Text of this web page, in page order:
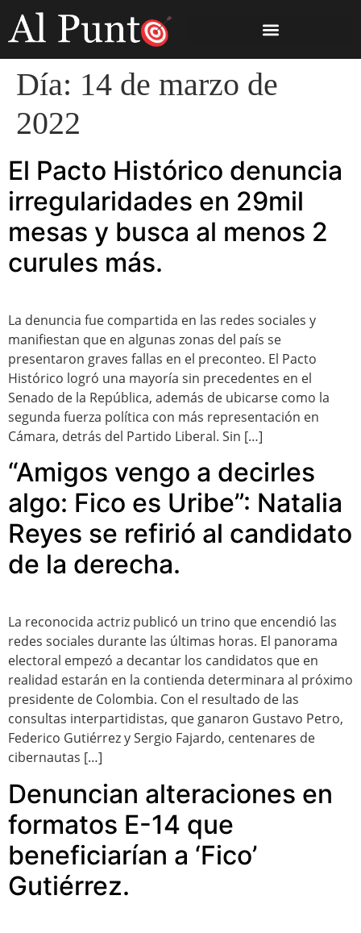
Día: 14 de marzo de
2022
El Pacto Histórico denuncia
irregularidades en 29mil
mesas y busca al menos 2
curules más.
La denuncia fue compartida en las redes sociales y
manifiestan que en algunas zonas del país se
presentaron graves fallas en el preconteo. El Pacto
Histórico logró una mayoría sin precedentes en el
Senado de la República, además de ubicarse como la
segunda fuerza política con más representación en
Cámara, detrás del Partido Liberal. Sin […]
“Amigos vengo a decirles
algo: Fico es Uribe”: Natalia
Reyes se refirió al candidato
de la derecha.
La reconocida actriz publicó un trino que encendió las
redes sociales durante las últimas horas. El panorama
electoral empezó a decantar los candidatos que en
realidad estarán en la contienda determinara al próximo
presidente de Colombia. Con el resultado de las
consultas interpartidistas, que ganaron Gustavo Petro,
Federico Gutiérrez y Sergio Fajardo, centenares de
cibernautas […]
Denuncian alteraciones en
formatos E-14 que
beneficiarían a ‘Fico’
Gutiérrez.